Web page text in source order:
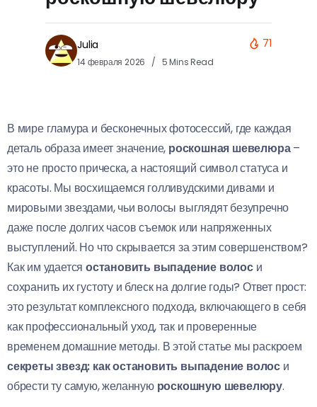
Julia
14 февраля 2026 5 Mins Read
71
В мире гламура и бесконечных фотосессий, где каждая
деталь образа имеет значение, роскошная шевелюра–
это не просто прическа, а настоящий символ статуса и
красоты. Мы восхищаемся голливудскими дивами и
мировыми звездами, чьи волосы выглядят безупречно
даже после долгих часов съемок или напряженных
выступлений. Но что скрывается за этим совершенством?
Как им удается остановить выпадение волоси
сохранить их густоту и блеск на долгие годы? Ответ прост:
это результат комплексного подхода, включающего в себя
как профессиональный уход, так и проверенные
временем домашние методы. В этой статье мы раскроем
секреты звезд: как остановить выпадение волос и
обрести ту самую, желанную роскошную шевелюру.